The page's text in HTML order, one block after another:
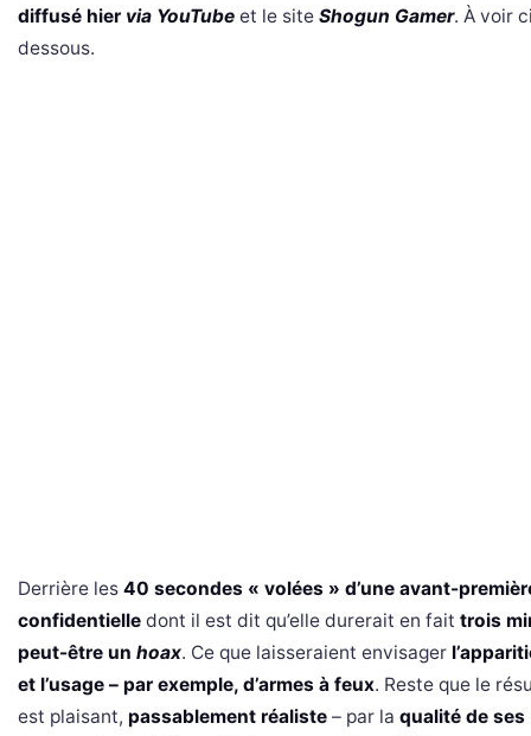
diffusé hier via YouTube et le site Shogun Gamer. À voir
dessous.
Derrière les 40 secondes « volées » d’une avant-
confidentielle dont il est dit qu’elle durerait en fait trois
peut-être un hoax. Ce que laisseraient envisager
et l’usage – par exemple, d’armes à feux. Reste que le
est plaisant, passablement réaliste – par la qualité de ses